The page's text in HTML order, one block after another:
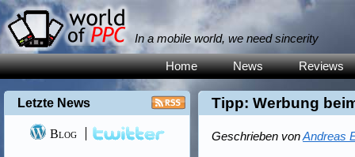
In a mobile world, we need sincerity
Home News Reviews
Tipp: Werbung
Geschrieben vonAndreas
Letzte News
Blog